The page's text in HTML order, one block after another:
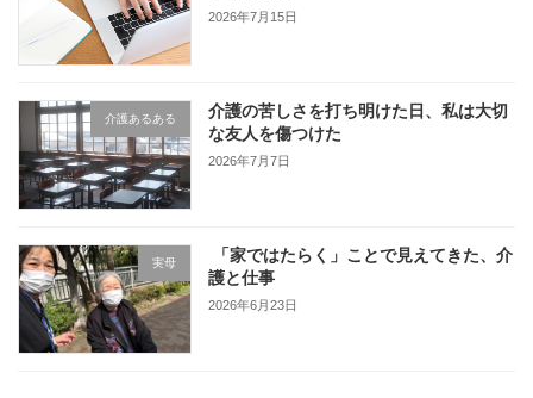
2026年7月15日
介護あるある
介護の苦しさを打ち明けた日、私は大切
な友人を傷つけた
2026年7月7日
実母
「家ではたらく」ことで見えてきた、介
護と仕事
2026年6月23日